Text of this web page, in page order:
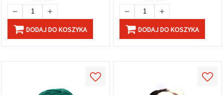
DODAJ DO KOSZYKA DODAJ DO KOSZYKA